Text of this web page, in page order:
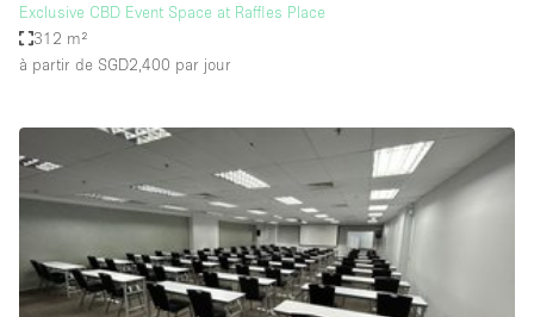
Espace Publicitaire
Espace Événementiel
Kiosque / Stand / Corner
Lobby / Accueil
Maison / Villa / Hôtel Particulier
Restaurant / Bar / Café
Rooftop
Exclusive CBD Event Space at Raffles Place
312 m²
à partir de SGD2,400 par jour